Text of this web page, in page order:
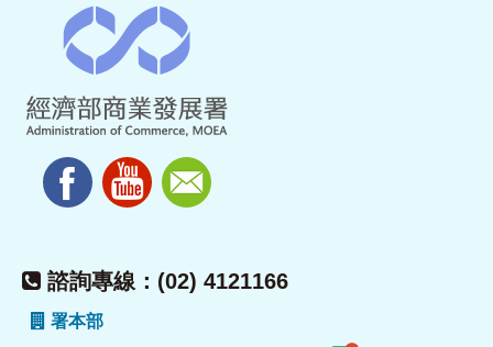
諮詢專線：(02) 4121166
署本部